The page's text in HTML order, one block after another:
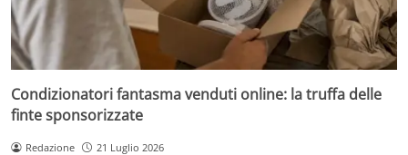
Condizionatori fantasma venduti online: la truffa delle
finte sponsorizzate
Redazione 21 Luglio 2026